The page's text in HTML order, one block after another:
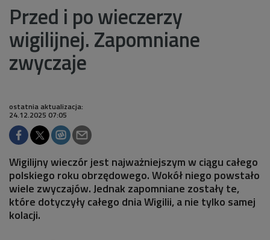
Przed i po wieczerzy
wigilijnej. Zapomniane
zwyczaje
ostatnia aktualizacja:
24.12.2025 07:05
Wigilijny wieczór jest najważniejszym w ciągu całego
polskiego roku obrzędowego. Wokół niego powstało
wiele zwyczajów. Jednak zapomniane zostały te,
które dotyczyły całego dnia Wigilii, a nie tylko samej
kolacji.